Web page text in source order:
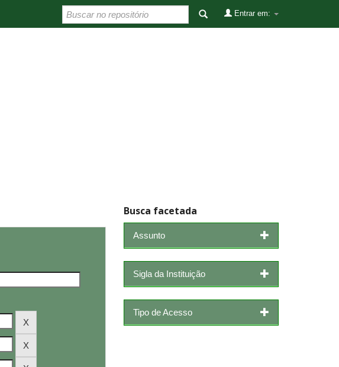
Entrar em:
Busca facetada
Assunto
Sigla da Instituição
Tipo de Acesso